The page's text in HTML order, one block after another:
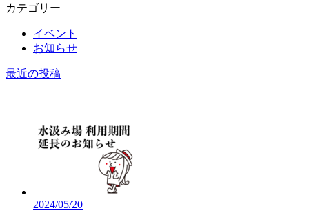
カテゴリー
イベント
お知らせ
最近の投稿
2024/05/20